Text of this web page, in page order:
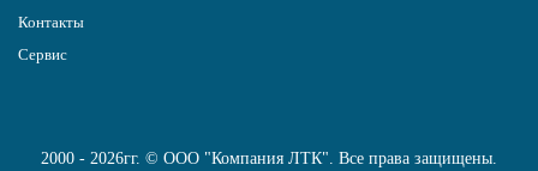
Контакты
Сервис
2000 - 2026гг. © ООО "Компания ЛТК". Все права защищены.